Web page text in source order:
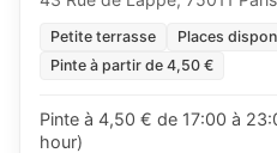
Petite terrasse Places
Pinte à partir de 4,50 €
Pinte à 4,50 € de 17:00 à
hour)